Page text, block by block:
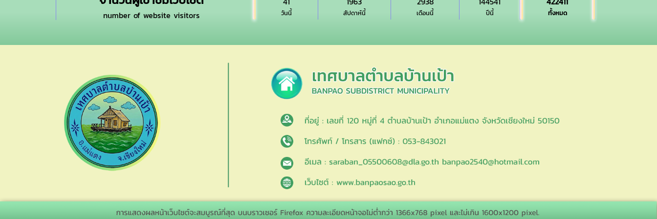
number of website visitors วันนี้ สัปดาห์นี้ เดือนนี้ ปีนี้ ทั้งหมด